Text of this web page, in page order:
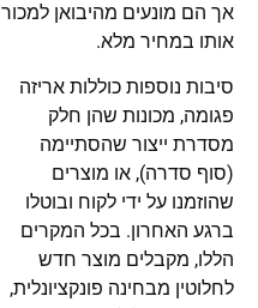
אך הם מונעים מהיבואן למכור
אותו במחיר מלא.
סיבות נוספות כוללות אריזה
פגומה, מכונות שהן חלק
מסדרת ייצור שהסתיימה
(סוף סדרה), או מוצרים
שהוזמנו על ידי לקוח ובוטלו
ברגע האחרון. בכל המקרים
הללו, מקבלים מוצר חדש
לחלוטין מבחינה פונקציונלית,